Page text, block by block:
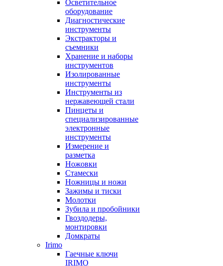
Осветительное
оборудование
Диагностические
инструменты
Экстракторы и
съемники
Хранение и наборы
инструментов
Изолированные
инструменты
Инструменты из
нержавеющей стали
Пинцеты и
специализированные
электронные
инструменты
Измерение и
разметка
Ножовки
Стамески
Ножницы и ножи
Зажимы и тиски
Молотки
Зубила и пробойники
Гвоздодеры,
монтировки
Домкраты
Irimo
Гаечные ключи
IRIMO